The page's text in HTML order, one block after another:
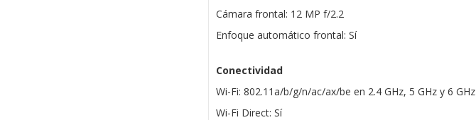
Cámara frontal: 12 MP f/2.2
Enfoque automático frontal: Sí
Conectividad
Wi-Fi: 802.11a/b/g/n/ac/ax/be en 2.4 GHz, 5 GHz y 6 GHz
Wi-Fi Direct: Sí